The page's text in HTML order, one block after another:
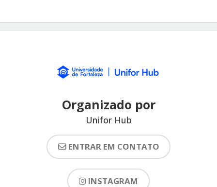
Organizado por
Unifor Hub
ENTRAR EM CONTATO
INSTAGRAM